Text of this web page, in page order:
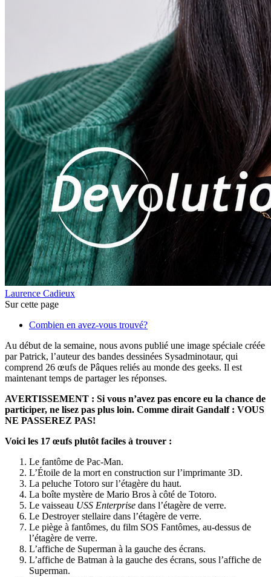
Laurence Cadieux
Sur cette page
Combien en avez-vous trouvé?
Au début de la semaine, nous avons publié une image spéciale créée
par Patrick, l’auteur des bandes dessinées Sysadminotaur, qui
comprend 26 œufs de Pâques reliés au monde des geeks. Il est
maintenant temps de partager les réponses.
AVERTISSEMENT : Si vous n’avez pas encore eu la chance de
participer, ne lisez pas plus loin. Comme dirait Gandalf : VOUS
NE PASSEREZ PAS!
Voici les 17 œufs plutôt faciles à trouver :
Le fantôme de Pac-Man.
L’Étoile de la mort en construction sur l’imprimante 3D.
La peluche Totoro sur l’étagère du haut.
La boîte mystère de Mario Bros à côté de Totoro.
Le vaisseau USS Enterprise dans l’étagère de verre.
Le Destroyer stellaire dans l’étagère de verre.
Le piège à fantômes, du film SOS Fantômes, au-dessus de
l’étagère de verre.
L’affiche de Superman à la gauche des écrans.
L’affiche de Batman à la gauche des écrans, sous l’affiche de
Superman.